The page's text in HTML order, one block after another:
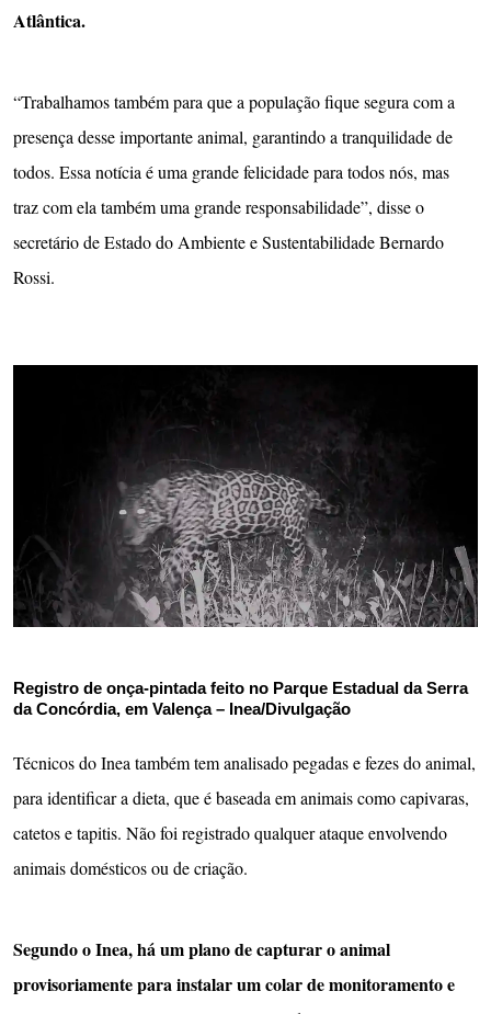
Atlântica.
“Trabalhamos também para que a população fique segura com a
presença desse importante animal, garantindo a tranquilidade de
todos. Essa notícia é uma grande felicidade para todos nós, mas
traz com ela também uma grande responsabilidade”, disse o
secretário de Estado do Ambiente e Sustentabilidade Bernardo
Rossi.
Registro de onça-pintada feito no Parque Estadual da Serra
da Concórdia, em Valença – Inea/Divulgação
Técnicos do Inea também tem analisado pegadas e fezes do animal,
para identificar a dieta, que é baseada em animais como capivaras,
catetos e tapitis. Não foi registrado qualquer ataque envolvendo
animais domésticos ou de criação.
Segundo o Inea, há um plano de capturar o animal
provisoriamente para instalar um colar de monitoramento e